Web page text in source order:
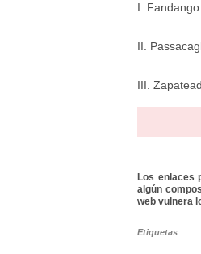
I.
II.
III.
Los enlaces
algún
web vulnera
Etiquetas